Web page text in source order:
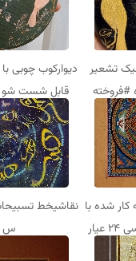
تشعیر
دیوارکوب چوبی
قابل شست
شده با
دو رنگ طلا زرد و مسی ۲۴ عیار
دست
نقاشیخط
س